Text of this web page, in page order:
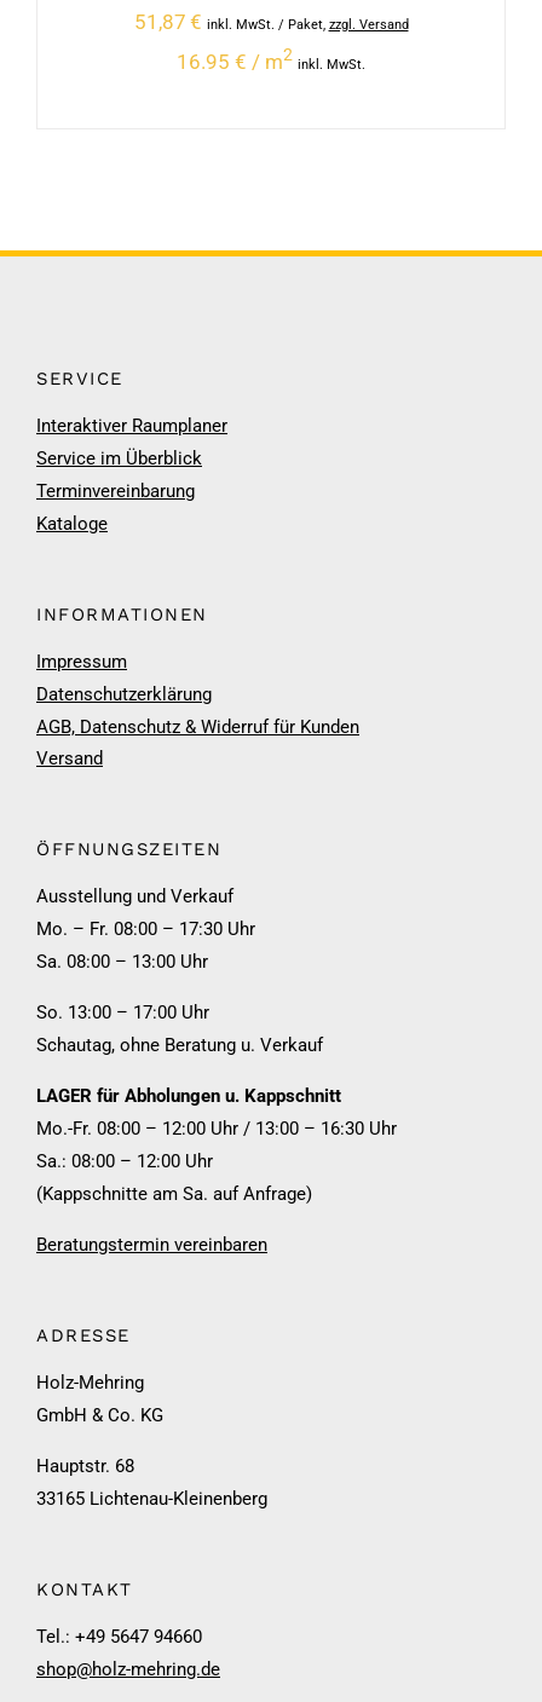
51,87 € inkl. MwSt. / Paket, zzgl. Versand
16.95 € / m2
inkl. MwSt.
SERVICE
Interaktiver Raumplaner
Service im Überblick
Terminvereinbarung
Kataloge
INFORMATIONEN
Impressum
Datenschutzerklärung
AGB, Datenschutz & Widerruf für Kunden
Versand
ÖFFNUNGSZEITEN
Ausstellung und Verkauf
Mo. – Fr. 08:00 – 17:30 Uhr
Sa. 08:00 – 13:00 Uhr
So. 13:00 – 17:00 Uhr
Schautag, ohne Beratung u. Verkauf
LAGER für Abholungen u. Kappschnitt
Mo.-Fr. 08:00 – 12:00 Uhr / 13:00 – 16:30 Uhr
Sa.: 08:00 – 12:00 Uhr
(Kappschnitte am Sa. auf Anfrage)
Beratungstermin vereinbaren
ADRESSE
Holz-Mehring
GmbH & Co. KG
Hauptstr. 68
33165 Lichtenau-Kleinenberg
KONTAKT
Tel.: +49 5647 94660
shop@holz-mehring.de